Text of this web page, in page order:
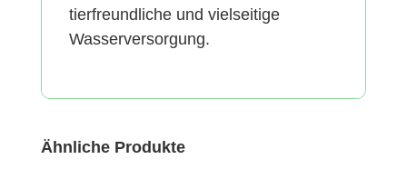
tierfreundliche und vielseitige
Wasserversorgung.
Ähnliche Produkte